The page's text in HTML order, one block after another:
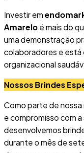
Investir em
Amareloé mais do
uma demonstração
colaboradores e está
organizacional
Nossos Brindes
Como parte de
e compromisso com
desenvolvemos
durante o mês de